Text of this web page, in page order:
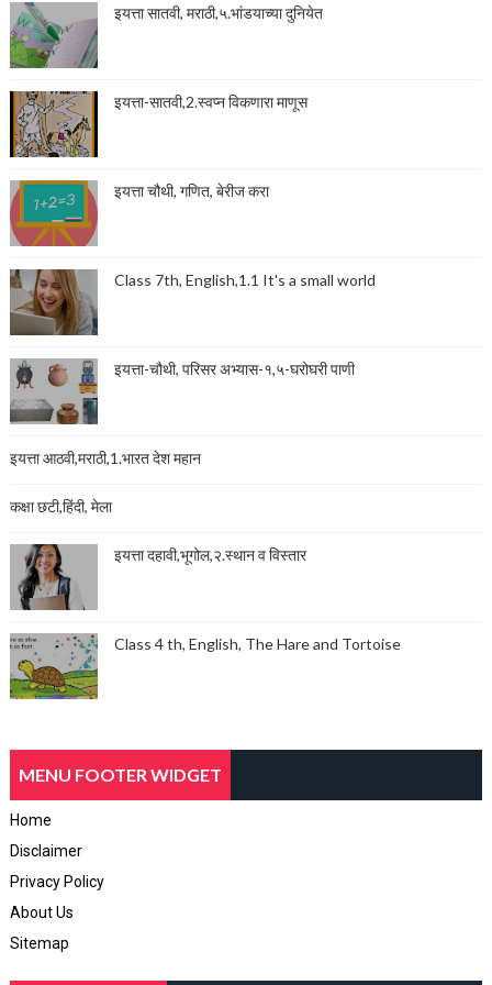
इयत्ता सातवी, मराठी,५.भांडयाच्या दुनियेत
इयत्ता-सातवी,2.स्वप्न विकणारा माणूस
इयत्ता चौथी, गणित, बेरीज करा
Class 7th, English,1.1 It's a small world
इयत्ता-चौथी, परिसर अभ्यास-१,५-घरोघरी पाणी
इयत्ता आठवी,मराठी,1.भारत देश महान
कक्षा छटी,हिंदी, मेला
इयत्ता दहावी,भूगोल,२.स्थान व विस्तार
Class 4 th, English, The Hare and Tortoise
MENU FOOTER WIDGET
Home
Disclaimer
Privacy Policy
About Us
Sitemap